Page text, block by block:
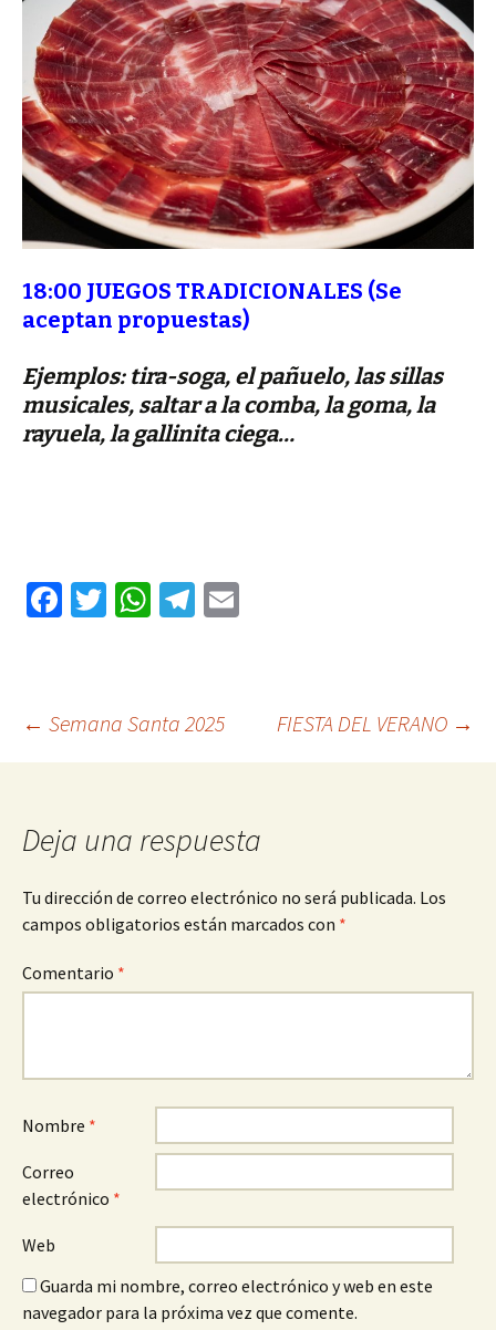
18:00 JUEGOS TRADICIONALES (Se
aceptan propuestas)
Ejemplos: tira-soga, el pañuelo, las sillas
musicales, saltar a la comba, la goma, la
rayuela, la gallinita ciega…
Fa
o
k
T
er
W
sA
p
p
Te
a
m
Ir
la
entrada
← Semana Santa 2025 FIESTA DEL VERANO →
Deja una respuesta
Tu dirección de correo electrónico no será publicada. Los
campos obligatorios están marcados con *
Comentario *
Nombre *
Correo
electrónico *
Web
Guarda mi nombre, correo electrónico y web en este
navegador para la próxima vez que comente.